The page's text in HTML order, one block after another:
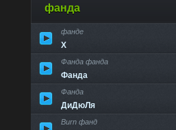
фанда
Найдено 50 треков по
фанде
Х
Фанда фанда
Фанда
Фанда
ДиДюЛя
Burn фанд